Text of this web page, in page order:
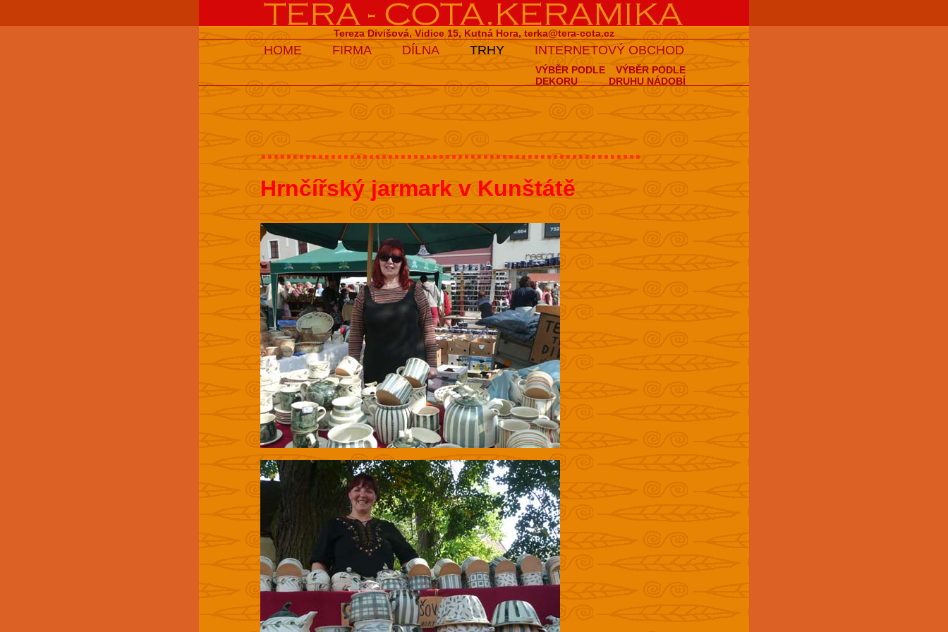
Tereza Divišová, Vidice 15, Kutná Hora, terka@tera-cota.cz
HOME FIRMA DÍLNA TRHY INTERNETOVÝ OBCHOD
VÝBĚR PODLE
DRUHU NÁDOBÍ
VÝBĚR PODLE
DEKORU
............................................................
Hrnčířský jarmark v Kunštátě